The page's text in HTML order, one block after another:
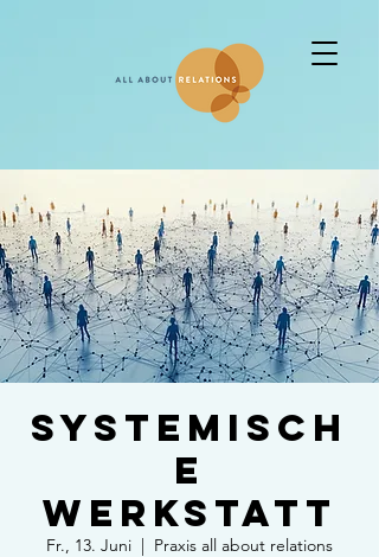
Systemisch
e
Werkstatt
Fr., 13. Juni
  |
Praxis all about relations